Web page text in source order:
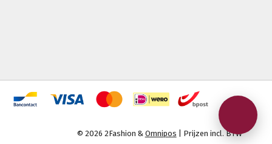
© 2026 2Fashion & Omnipos | Prijzen incl. BTW